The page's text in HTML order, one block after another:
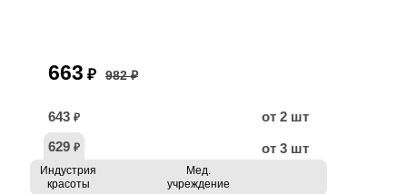
663 ₽ 982 ₽
643 ₽
от 2 шт
629 ₽ от 3 шт
Индустрия
красоты
Мед.
учреждение